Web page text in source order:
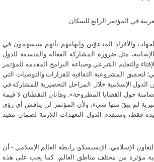
في المؤتمر الرابع للسكان
والأفراد المدعوّين وإيهامهم بأنهم سيسهمون في
مثل ضرورة المشاركة الفعالة والمنسقة للدول
والتعليم الشرعي وصياغة البرامج المقدمة للمؤتمر
المشروعية الثقافية للقرارات والتوصيات التي
الدول الإسلامية خلال المراحل التحضيرية للمشاركة في
حول القضايا المطروحة». وهاتان النقطتان لا قيمة
لم يبقَ منها شيء، ولأن المؤتمر لن يناقش أي رؤى
فقط، وستقدم الدول التعهدات اللازمة لضمان تنفيذ
الإسلامي، الإيسيسكو، رابطة العالم الإسلامي - أن
مؤثرة من مختلف مناطق العالم، كما يجب على هذه